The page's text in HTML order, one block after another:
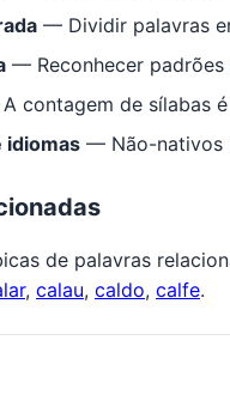
— Dividir palavras
— Reconhecer padrões
contagem de sílabas
idiomas — Não-nativos
de palavras
, calau, caldo, calfe.